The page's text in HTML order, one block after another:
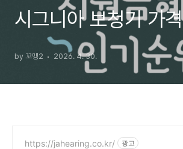
시그니아 보청기 가격
by 꼬맹2 2026. 4. 30.
https://jahearing.co.kr/ 광고